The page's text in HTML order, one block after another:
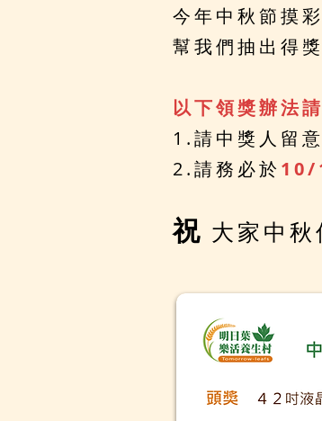
今年中秋節摸
幫我們抽出得
以下領獎辦法
1.請中獎人留
2.請務必於10/
祝 大家中